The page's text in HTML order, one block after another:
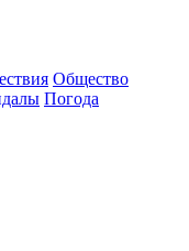
Общество
Погода